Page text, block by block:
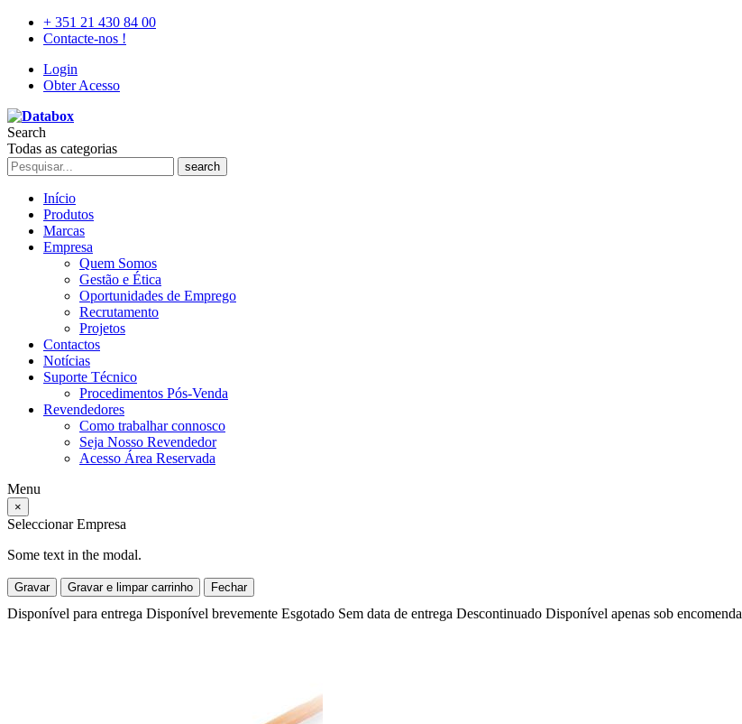
+ 351 21 430 84 00
Contacte-nos !
Login
Obter Acesso
Search
Todas as categorias
search
Início
Produtos
Marcas
Empresa
Quem Somos
Gestão e Ética
Oportunidades de Emprego
Recrutamento
Projetos
Contactos
Notícias
Suporte Técnico
Procedimentos Pós-Venda
Revendedores
Como trabalhar connosco
Seja Nosso Revendedor
Acesso Área Reservada
Menu
×
Seleccionar Empresa
Some text in the modal.
Gravar Gravar e limpar carrinho Fechar
Disponível para entrega Disponível brevemente Esgotado Sem data de entrega Descontinuado Disponível apenas sob encomenda